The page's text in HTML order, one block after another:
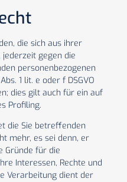
die sich aus ihrer
gegen die
personenbezogenen
1 lit. e oder f DSGVO
dies gilt auch für ein auf
Profiling.
die Sie betreffenden
mehr, es sei denn, er
Gründe für die
Interessen, Rechte und
Verarbeitung dient der